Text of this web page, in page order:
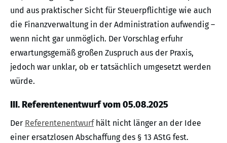
und aus praktischer Sicht für Steuerpflichtige wie auch
die Finanzverwaltung in der Administration aufwendig –
wenn nicht gar unmöglich. Der Vorschlag erfuhr
erwartungsgemäß großen Zuspruch aus der Praxis,
jedoch war unklar, ob er tatsächlich umgesetzt werden
würde.
III. Referentenentwurf vom 05.08.2025
Der Referentenentwurfhält nicht länger an der Idee
einer ersatzlosen Abschaffung des § 13 AStG fest.